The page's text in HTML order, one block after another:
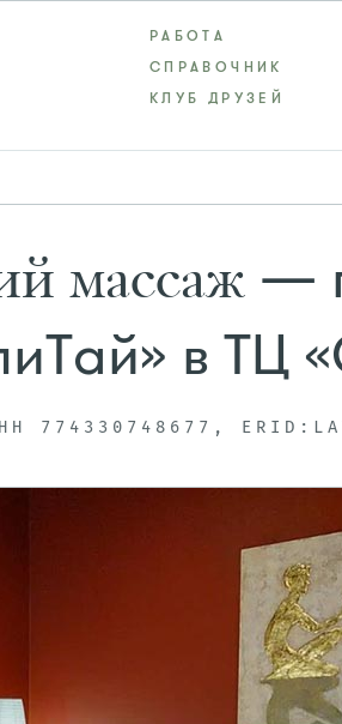
РАБОТА
СПРАВОЧНИК
КЛУБ ДРУЗЕЙ
массаж —
в ТЦ
774330748677,